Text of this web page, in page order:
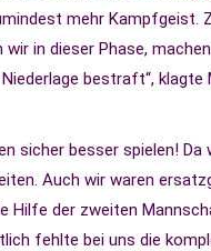
mehr Kampfgeist.
wir in dieser Phase,
bestraft“, klagte
sicher besser spielen! Da
Auch wir waren
Hilfe der zweiten
fehlte bei uns die